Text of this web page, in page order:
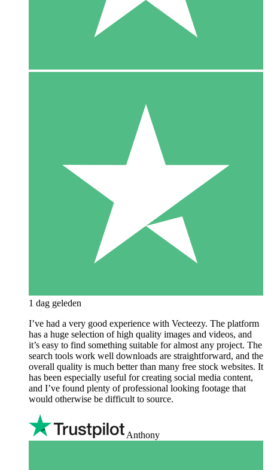
1 dag geleden
I’ve had a very good experience with Vecteezy. The platform
has a huge selection of high quality images and videos, and
it’s easy to find something suitable for almost any project. The
search tools work well downloads are straightforward, and the
overall quality is much better than many free stock websites. It
has been especially useful for creating social media content,
and I’ve found plenty of professional looking footage that
would otherwise be difficult to source.
Anthony